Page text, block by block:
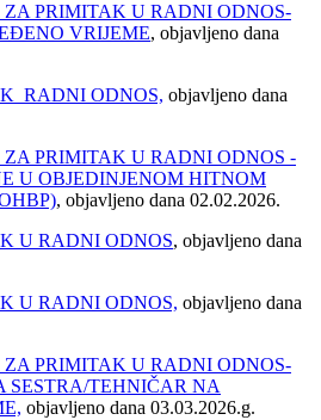
PRIMITAK U RADNI ODNOS-
VRIJEME, objavljeno dana
RADNI ODNOS, objavljeno dana
PRIMITAK U RADNI ODNOS -
U OBJEDINJENOM HITNOM
, objavljeno dana 02.02.2026.
U RADNI ODNOS, objavljeno dana
U RADNI ODNOS, objavljeno dana
PRIMITAK U RADNI ODNOS-
SESTRA/TEHNIČAR NA
objavljeno dana 03.03.2026.g.